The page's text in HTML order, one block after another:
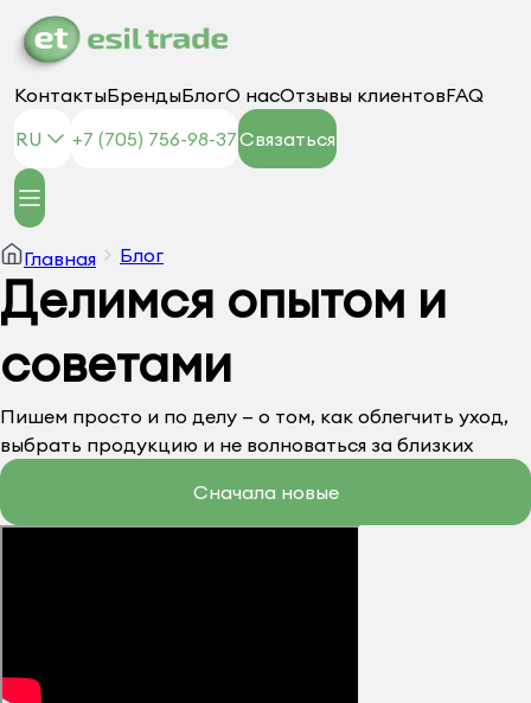
КонтактыБрендыБлогО насОтзывы клиентовFAQ
RU
+7 (705) 756-98-37Связаться
Главная Блог
Делимся опытом и
советами
Пишем просто и по делу — о том, как облегчить уход,
выбрать продукцию и не волноваться за близких
Сначала новые